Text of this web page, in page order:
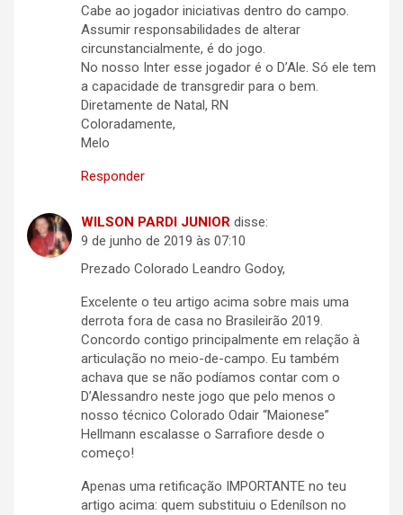
Cabe ao jogador iniciativas dentro do campo.
Assumir responsabilidades de alterar
circunstancialmente, é do jogo.
No nosso Inter esse jogador é o D’Ale. Só ele tem
a capacidade de transgredir para o bem.
Diretamente de Natal, RN
Coloradamente,
Melo
Responder
WILSON PARDI JUNIOR disse:
9 de junho de 2019 às 07:10
Prezado Colorado Leandro Godoy,
Excelente o teu artigo acima sobre mais uma
derrota fora de casa no Brasileirão 2019.
Concordo contigo principalmente em relação à
articulação no meio-de-campo. Eu também
achava que se não podíamos contar com o
D’Alessandro neste jogo que pelo menos o
nosso técnico Colorado Odair “Maionese”
Hellmann escalasse o Sarrafiore desde o
começo!
Apenas uma retificação IMPORTANTE no teu
artigo acima: quem substituiu o Edenílson no